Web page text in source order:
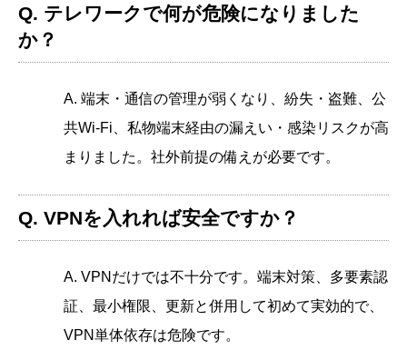
Q. テレワークで何が危険になりました
か？
A. 端末・通信の管理が弱くなり、紛失・盗難、公
共Wi-Fi、私物端末経由の漏えい・感染リスクが高
まりました。社外前提の備えが必要です。
Q. VPNを入れれば安全ですか？
A. VPNだけでは不十分です。端末対策、多要素認
証、最小権限、更新と併用して初めて実効的で、
VPN単体依存は危険です。